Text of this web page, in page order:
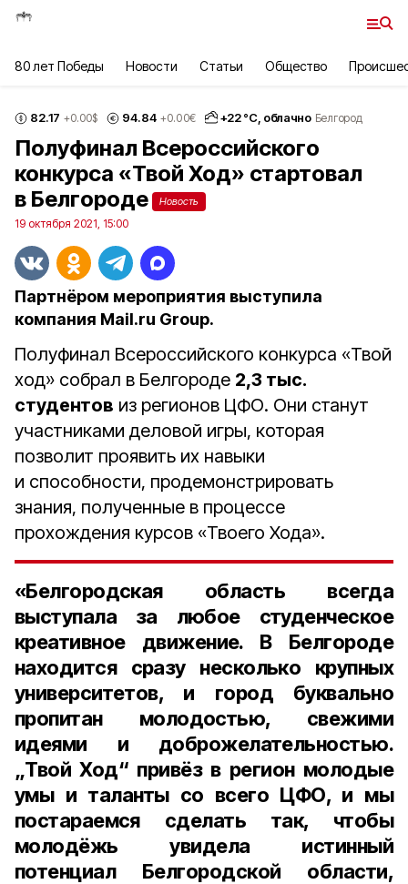
80 лет Победы Новости Статьи Общество
82.17 +0.00$ 94.84 +0.00€ +22°С, облачно Белгород
Полуфинал Всероссийского
конкурса «Твой Ход» стартовал
в Белгороде
Новость
19 октября 2021, 15:00
Партнёром мероприятия выступила
компания Mail.ru Group.
Полуфинал Всероссийского конкурса «Твой
ход» собрал в Белгороде 2,3 тыс.
студентов из регионов ЦФО. Они станут
участниками деловой игры, которая
позволит проявить их навыки
и способности, продемонстрировать
знания, полученные в процессе
прохождения курсов «Твоего Хода».
«Белгородская область всегда
выступала за любое студенческое
креативное движение. В Белгороде
находится сразу несколько крупных
университетов, и город буквально
пропитан молодостью, свежими
идеями и доброжелательностью.
„Твой Ход“ привёз в регион молодые
умы и таланты со всего ЦФО, и мы
постараемся сделать так, чтобы
молодёжь увидела истинный
потенциал Белгородской области,